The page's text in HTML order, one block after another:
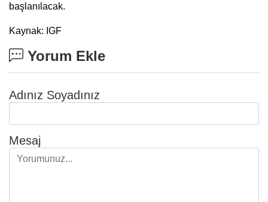
başlanılacak.
Kaynak: IGF
Yorum Ekle
Adınız Soyadınız
Mesaj